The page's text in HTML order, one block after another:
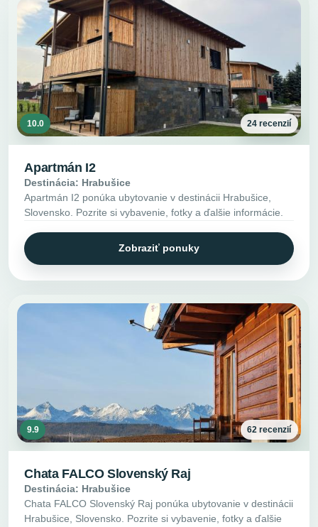
10.0 24 recenzií
Apartmán I2
Destinácia: Hrabušice
Apartmán I2 ponúka ubytovanie v destinácii Hrabušice,
Slovensko. Pozrite si vybavenie, fotky a ďalšie informácie.
Zobraziť ponuky
9.9 62 recenzií
Chata FALCO Slovenský Raj
Destinácia: Hrabušice
Chata FALCO Slovenský Raj ponúka ubytovanie v destinácii
Hrabušice, Slovensko. Pozrite si vybavenie, fotky a ďalšie